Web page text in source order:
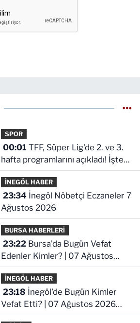
SPOR
00:01
hafta programlarını açıkladı! İşte
maçların başlama saati
İNEGÖL HABER
23:34İnegöl Nöbetçi Eczaneler 7
Ağustos 2026
BURSA HABERLERİ
23:22Bursa’da Bugün Vefat
Edenler Kimler? | 07 Ağustos
2026 Cuma
İNEGÖL HABER
23:18
Vefat Etti? | 07 Ağustos 2026
Cuma